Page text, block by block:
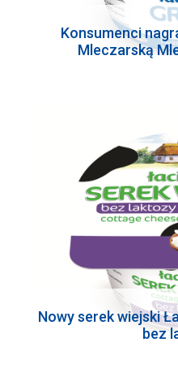
Konsumenci
Mleczarską
Nowy serek wiejski
bez